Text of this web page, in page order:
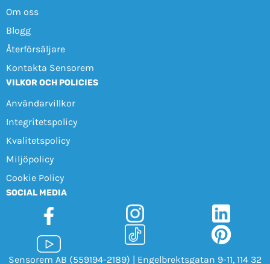
Om oss
Blogg
Återförsäljare
Kontakta Sensorem
VILKOR OCH POLICIES
Användarvillkor
Integritetspolicy
Kvalitetspolicy
Miljöpolicy
Cookie Policy
SOCIAL MEDIA
Sensorem AB (559194-2189) | Engelbrektsgatan 9-11, 114 32